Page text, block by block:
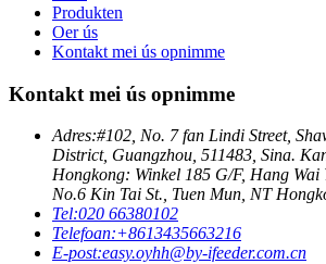
Produkten
Oer ús
Kontakt mei ús opnimme
Kontakt mei ús opnimme
Adres:#102, No. 7 fan Lindi Street,
District, Guangzhou, 511483, Sina.
Hongkong: Winkel 185 G/F, Hang Wai
No.6 Kin Tai St., Tuen Mun, NT
Tel:020 66380102
Telefoan:+8613435663216
E-post:easy.oyhh@by-ifeeder.com.cn